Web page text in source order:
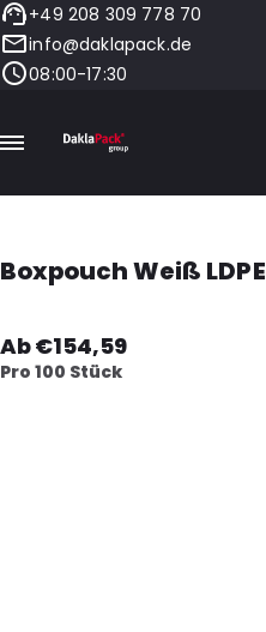
+49 208 309 778 70
info@daklapack.de
08:00-17:30
Boxpouch Weiß LDPE
Ab €154,59
Pro 100 Stück